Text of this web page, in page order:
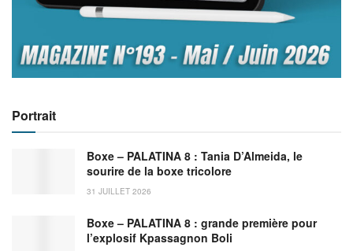
Portrait
Boxe – PALATINA 8 : Tania D’Almeida, le
sourire de la boxe tricolore
31 JUILLET 2026
Boxe – PALATINA 8 : grande première pour
l’explosif Kpassagnon Boli